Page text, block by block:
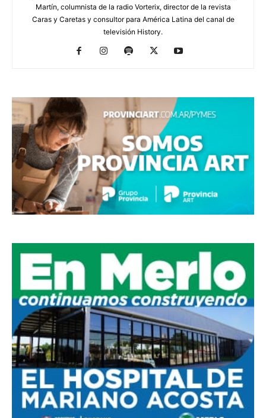
Martín, columnista de la radio Vorterix, director de la revista
Caras y Caretas y consultor para América Latina del canal de
televisión History.